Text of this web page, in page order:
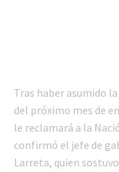
Tras haber asumido
del próximo mes de
le reclamará a la
confirmó el jefe de
Larreta, quien